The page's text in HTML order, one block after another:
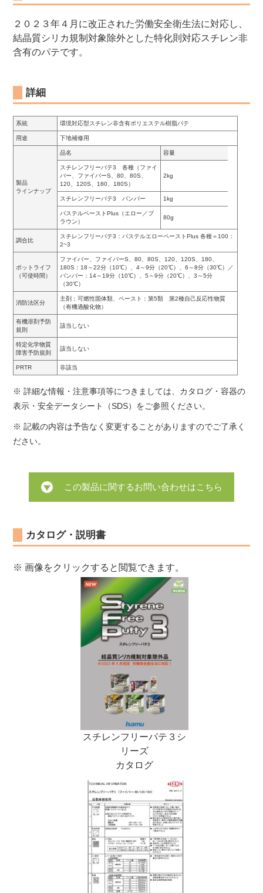
２０２３年４月に改正された労働安全衛生法に対応し、
結晶質シリカ規制対象除外とした特化則対応スチレン非
含有のパテです。
詳細
系統 環境対応型スチレン非含有ポリエステル樹脂パテ
用途 下地補修用
製品
ラインナップ
品名 容量
スチレンフリーパテ3 各種（ファイ
バー、ファイバーS、80、80S、
120、120S、180、180S）
2kg
スチレンフリーパテ3 バンパー 1kg
パステルペーストPlus（エロー／ブ
ラウン）
80g
調合比
スチレンフリーパテ3：パステルエローペーストPlus 各種＝100：
2~3
ポットライフ
（可使時間）
ファイバー、ファイバーS、80、80S、120、120S、180、
180S：18～22分（10℃）、4～9分（20℃）、6～8分（30℃）／
バンパー：14～19分（10℃）、5～9分（20℃）、3～5分
（30℃）
消防法区分
主剤：可燃性固体類、ペースト：第5類 第2種自己反応性物質
（有機過酸化物）
有機溶剤予防
規則
該当しない
特定化学物質
障害予防規則
該当しない
PRTR 非該当
※ 詳細な情報・注意事項等につきましては、カタログ・容器の
表示・安全データシート（SDS）をご参照ください。
※ 記載の内容は予告なく変更することがありますのでご了承く
ださい。
この製品に関するお問い合わせはこちら
カタログ・説明書
※ 画像をクリックすると閲覧できます。
スチレンフリーパテ３シ
リーズ
カタログ